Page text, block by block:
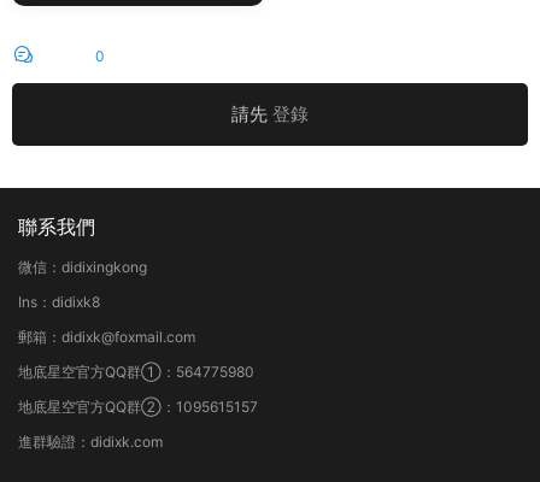
0
請先 登錄
聯系我們
微信：didixingkong
Ins：didixk8
郵箱：didixk@foxmail.com
地底星空官方QQ群①：564775980
地底星空官方QQ群②：1095615157
進群驗證：didixk.com